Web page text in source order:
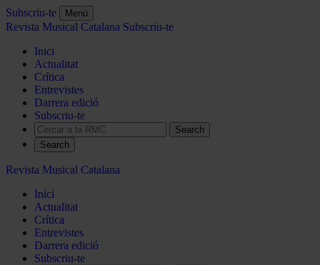
Subscriu-te Menú
Revista Musical Catalana Subscriu-te
Inici
Actualitat
Crítica
Entrevistes
Darrera edició
Subscriu-te
Search
Revista Musical Catalana
Inici
Actualitat
Crítica
Entrevistes
Darrera edició
Subscriu-te